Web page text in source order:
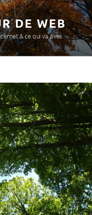
DE WEB
& ce qui va avec